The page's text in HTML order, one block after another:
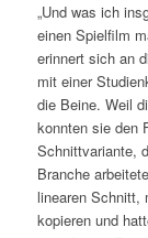
„Und was ich
einen Spielfilm
erinnert sich an
mit einer
die Beine. Weil
konnten sie den
Schnittvariante,
Branche
linearen Schnitt,
kopieren und